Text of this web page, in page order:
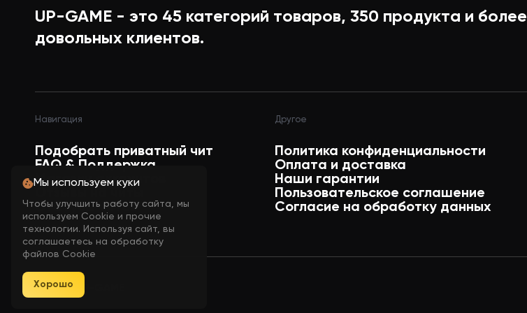
Max Distance / Дальность отображения предметов
Filter By Quality / Включить фильтр предметов по качеству
Filter By Price / Включить фильтр предметов по цене
Name / Возможность включать названия предметов
UP-GAME - это 45 категорий товаров, 350 продукта и более
довольных клиентов.
Навигация
Подобрать приватный чит
FAQ & Поддержка
Магазин аккаунтов
Статусы читов
Другое
Политика конфиденциальности
Оплата и доставка
Наши гарантии
Пользовательское соглашение
Согласие на обработку данных
© 2026 UP-GAME
Мы используем куки
Чтобы улучшить работу сайта, мы
используем Cookie и прочие
технологии. Используя сайт, вы
соглашаетесь на обработку
файлов Cookie
Хорошо